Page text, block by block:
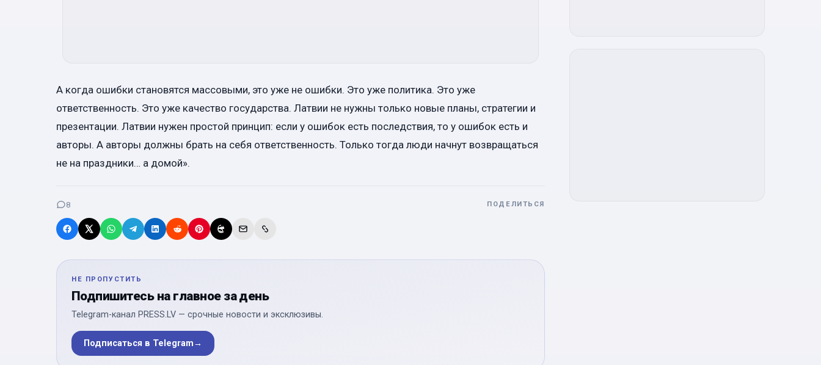
А когда ошибки становятся массовыми, это уже не ошибки. Это уже политика. Это уже
ответственность. Это уже качество государства. Латвии не нужны только новые планы, стратегии и
презентации. Латвии нужен простой принцип: если у ошибок есть последствия, то у ошибок есть и
авторы. А авторы должны брать на себя ответственность. Только тогда люди начнут возвращаться
не на праздники… а домой».
8 ПОДЕЛИТЬСЯ
НЕ ПРОПУСТИТЬ
Подпишитесь на главное за день
Telegram-канал PRESS.LV — срочные новости и эксклюзивы.
Подписаться в Telegram→